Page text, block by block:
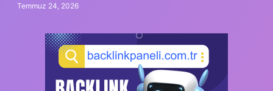
Temmuz 24, 2026